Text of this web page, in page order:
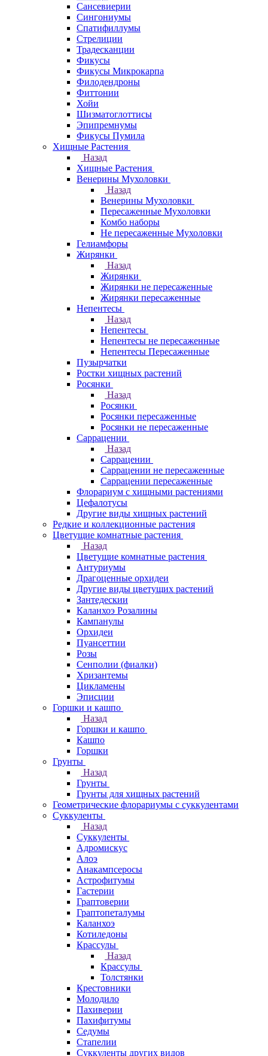
Сансевиерии
Сингониумы
Спатифиллумы
Стрелиции
Традесканции
Фикусы
Фикусы Микрокарпа
Филодендроны
Фиттонии
Хойи
Шизматоглоттисы
Эпипремнумы
Фикусы Пумила
Хищные Растения
Назад
Хищные Растения
Венерины Мухоловки
Назад
Венерины Мухоловки
Пересаженные Мухоловки
Комбо наборы
Не пересаженные Мухоловки
Гелиамфоры
Жирянки
Назад
Жирянки
Жирянки не пересаженные
Жирянки пересаженные
Непентесы
Назад
Непентесы
Непентесы не пересаженные
Непентесы Пересаженные
Пузырчатки
Ростки хищных растений
Росянки
Назад
Росянки
Росянки пересаженные
Росянки не пересаженные
Саррацении
Назад
Саррацении
Саррацении не пересаженные
Саррацении пересаженные
Флорариум с хищными растениями
Цефалотусы
Другие виды хищных растений
Редкие и коллекционные растения
Цветущие комнатные растения
Назад
Цветущие комнатные растения
Антуриумы
Драгоценные орхидеи
Другие виды цветущих растений
Зантедескии
Каланхоэ Розалины
Кампанулы
Орхидеи
Пуансеттии
Розы
Сенполии (фиалки)
Хризантемы
Цикламены
Эписции
Горшки и кашпо
Назад
Горшки и кашпо
Кашпо
Горшки
Грунты
Назад
Грунты
Грунты для хищных растений
Геометрические флорариумы с суккулентами
Суккуленты
Назад
Суккуленты
Адромискус
Алоэ
Анакампсеросы
Астрофитумы
Гастерии
Граптоверии
Граптопеталумы
Каланхоэ
Котиледоны
Крассулы
Назад
Крассулы
Толстянки
Крестовники
Молодило
Пахиверии
Пахифитумы
Седумы
Стапелии
Суккуленты других видов